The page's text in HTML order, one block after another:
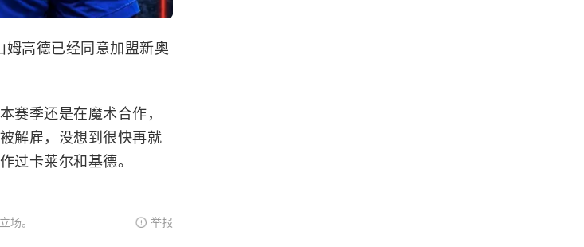
高德已经同意加盟新奥
赛季还是在魔术合作，
解雇，没想到很快再就
过卡莱尔和基德。
场。 举报